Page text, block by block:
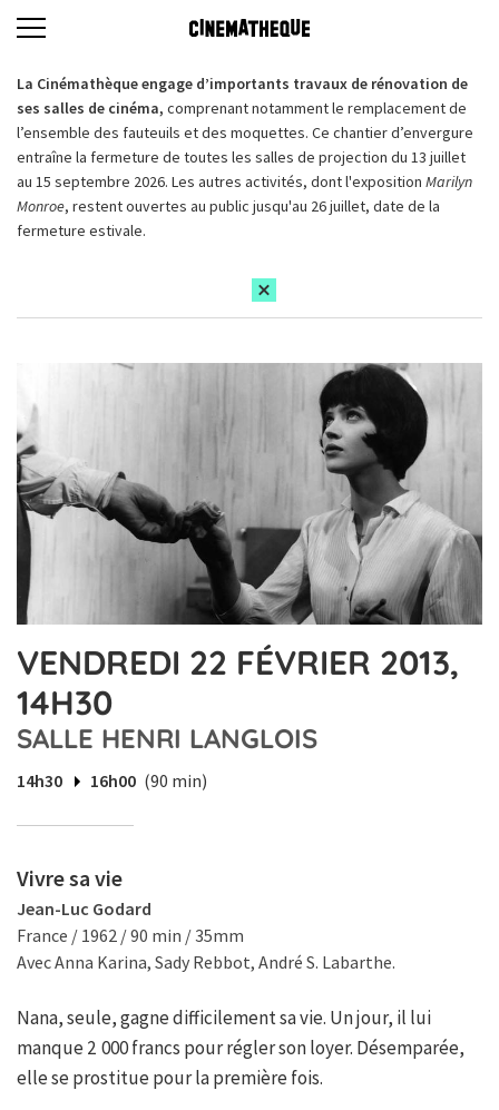
La Cinémathèque engage d’importants travaux de rénovation de
ses salles de cinéma, comprenant notamment le remplacement de
l’ensemble des fauteuils et des moquettes. Ce chantier d’envergure
entraîne la fermeture de toutes les salles de projection du 13 juillet
au 15 septembre 2026. Les autres activités, dont l'exposition Marilyn
Monroe, restent ouvertes au public jusqu'au 26 juillet, date de la
fermeture estivale.
VENDREDI 22 FÉVRIER 2013,
14H30
SALLE HENRI LANGLOIS
14h30 16h00 (90 min)
Vivre sa vie
Jean-Luc Godard
France / 1962 / 90 min / 35mm
Avec Anna Karina, Sady Rebbot, André S. Labarthe.
Nana, seule, gagne difficilement sa vie. Un jour, il lui
manque 2 000 francs pour régler son loyer. Désemparée,
elle se prostitue pour la première fois.